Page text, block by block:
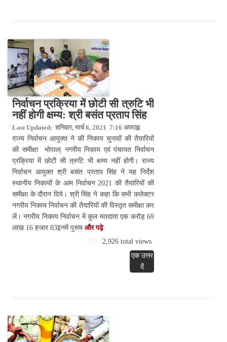
निर्वाचन प्रक्रिया में छोटी सी त्रुटि भी
नहीं होगी क्षम्य: श्री बसंत प्रताप सिंह
Last Updated: शनिवार, मार्च 6, 2021 7:16 अपराह्न
राज्य निर्वाचन आयुक्त ने की निकाय चुनावों की तैयारियों
की समीक्षा भोपाल| नगरीय निकाय एवं पंचायत निर्वाचन
प्रक्रिया में छोटी सी त्रुटि भी क्षम्य नहीं होगी। राज्य
निर्वाचन आयुक्त श्री बसंत प्रताप सिंह ने यह निर्देश
स्थानीय निकायों के आम निर्वाचन 2021 की तैयारियों की
समीक्षा के दौरान दिये। श्री सिंह ने कहा कि सभी कलेक्टर
नगरीय निकाय निर्वाचन की तैयारियों की विस्तृत समीक्षा कर
लें। नगरीय निकाय निर्वाचन में कुल मतदाता एक करोड़ 69
लाख 16 हजार 83इनमें पुरूष और पढ़े
2,926 total views
एक उत्तर
दें